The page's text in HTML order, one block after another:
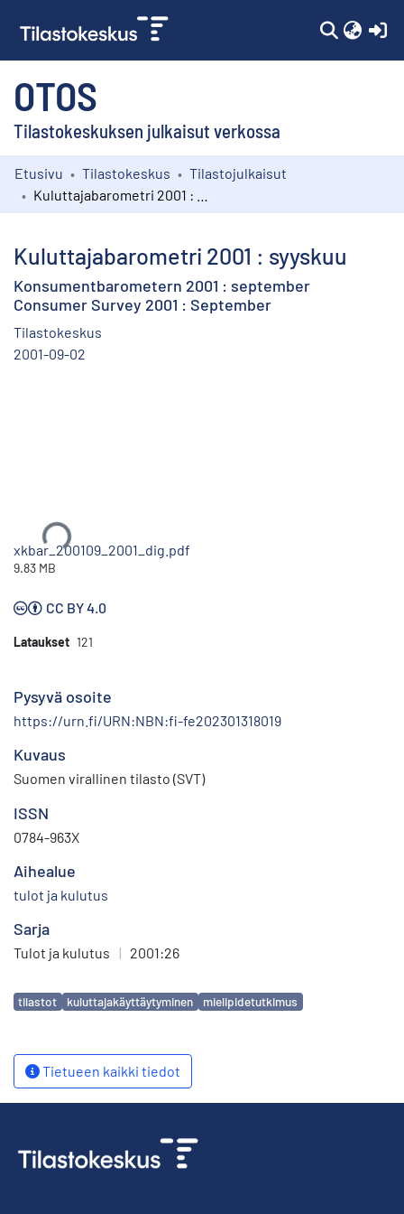
OTOS
Tilastokeskuksen julkaisut verkossa
Kokoelmat
Etusivu Tilastokeskus
Tilastojulkaisut
Kuluttajabarometri 2001 : syyskuu
Konsumentbarometern 2001 : september
Consumer Survey 2001 : September
Tilastokeskus
2001-09-02
Ladataan...
xkbar_200109_2001_dig.pdf
9.83 MB
CC BY 4.0
Lataukset 121
Pysyvä osoite
https://urn.fi/URN:NBN:fi-fe202301318019
Kuvaus
Suomen virallinen tilasto (SVT)
ISSN
0784-963X
Aihealue
tulot ja kulutus
Sarja
Tulot ja kulutus | 2001:26
Avainsanat
tilastot kuluttajakäyttäytyminen mielipidetutkimus
Tietueen kaikki tiedot